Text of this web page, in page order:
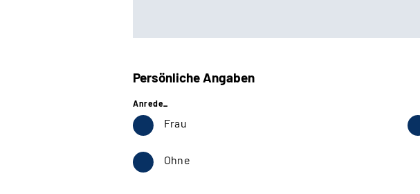
Persönliche Angaben
Anrede_
Frau
Ohne